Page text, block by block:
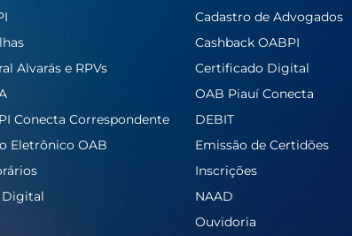
Cadastro de Advogados
Cashback OABPI
Alvarás e RPVs
Certificado Digital
OAB Piauí Conecta
Conecta Correspondente
DEBIT
Eletrônico OAB
Emissão de Certidões
Inscrições
Digital
NAAD
Ouvidoria